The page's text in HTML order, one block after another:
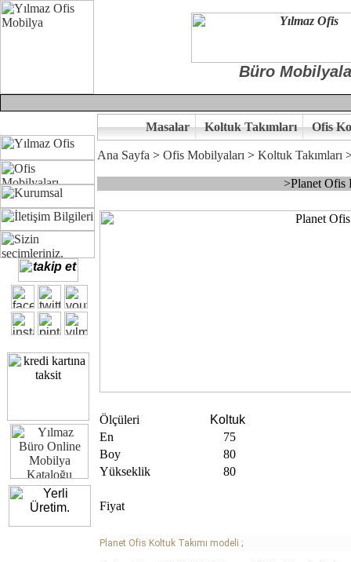
Büro
Ofisinizin dekorasyonunda ergonomi ve kaliteye önem
Çünkü sitemizde bulunan seçkin ürünler ile hayal ettiğiniz özgün
Size yakışan ofis tasarımına gelin birlikte karar verelim.
Kalite ve ergonomiyi arıyanların tercihi...Yılmaz Büro Mobilya
Masalar Koltuk Takımları Ofis
Ana Sayfa > Ofis Mobilyaları > Koltuk Takımları
>Planet Ofis
Ölçüleri
Koltuk
En
75
Boy
80
Yükseklik
80
Fiyat
Planet Ofis Koltuk Takımı modeli ;